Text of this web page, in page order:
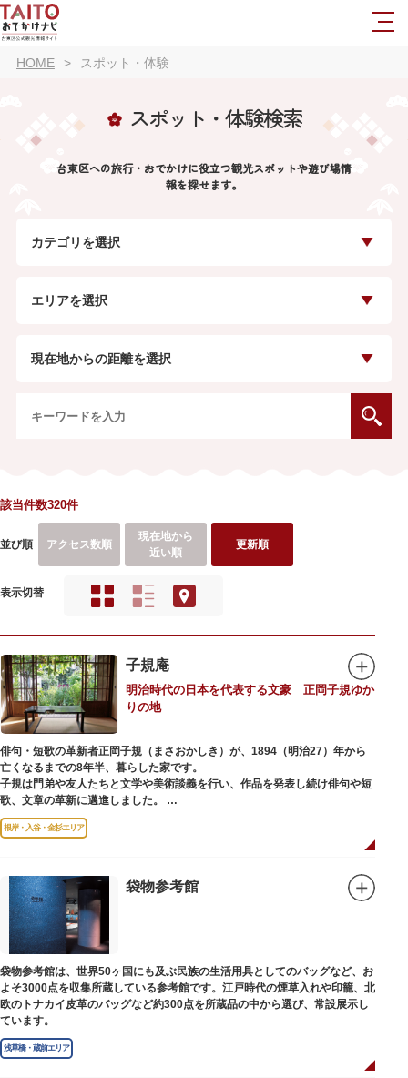
HOME スポット・体験
スポット・体験検索
台東区への旅行・おでかけに役立つ観光スポットや遊び場情
報を探せます。
カテゴリを選択
エリアを選択
現在地からの距離を選択
該当件数320件
並び順 アクセス数順
現在地から
近い順
更新順
表示切替
子規庵
明治時代の日本を代表する文豪 正岡子規ゆか
りの地
俳句・短歌の革新者正岡子規（まさおかしき）が、1894（明治27）年から
亡くなるまでの8年半、暮らした家です。
子規は門弟や友人たちと文学や美術談義を行い、作品を発表し続け俳句や短
歌、文章の革新に邁進しました。
故郷松山より母と妹を呼び寄せ、結核に苦しみながらも34歳で亡くなるまで
精力的に文学作品を創作し続けた場所でもあります。
ま再建され、現在の庵は東京都指定史跡として明治の雰囲気が体感できる魅
力的な空間となっています。
子規が病室兼書斎にしていた「病牀六尺の間」などを復元しており、明治の
暮らしだけでなく創作の様子を偲ぶことができます。現在、一般のボランテ
ィア団体により大切に維持・保存されています。
根岸・入谷・金杉エリア
袋物参考館
袋物参考館は、世界50ヶ国にも及ぶ民族の生活用具としてのバッグなど、お
よそ3000点を収集所蔵している参考館です。江戸時代の煙草入れや印籠、北
欧のトナカイ皮革のバッグなど約300点を所蔵品の中から選び、常設展示し
ています。
浅草橋・蔵前エリア